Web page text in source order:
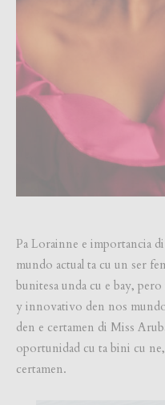
Pa Lorainne e importancia
mundo actual ta cu un ser
bunitesa unda cu e bay,
y innovativo den nos
den e certamen di Miss
oportunidad cu ta bini cu
certamen.